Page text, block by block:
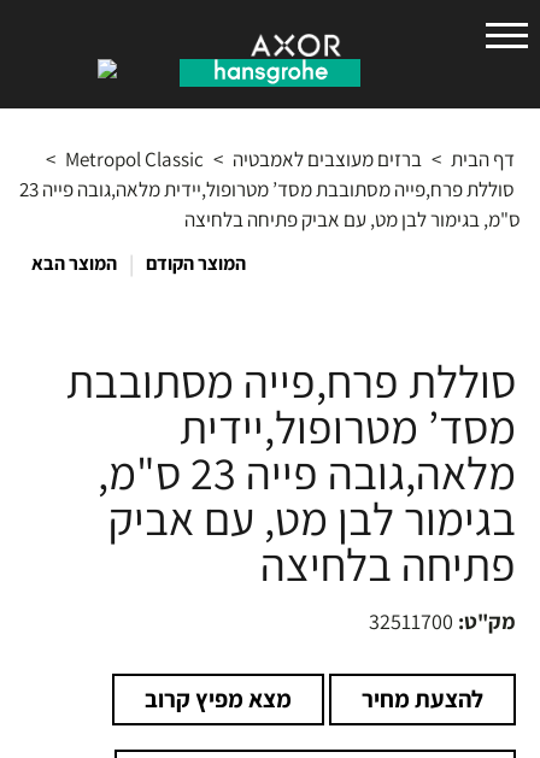
גרואה
דף הבית > ברזים מעוצבים לאמבטיה >
Metropol Classic
>
סוללת פרח,פייה מסתובבת מסד’ מטרופול,יידית מלאה,גובה פייה 23
ס"מ, בגימור לבן מט, עם אביק פתיחה בלחיצה
המוצר הקודם | המוצר הבא
סוללת פרח,פייה מסתובבת
מסד’ מטרופול,יידית
מלאה,גובה פייה 23 ס"מ,
בגימור לבן מט, עם אביק
פתיחה בלחיצה
מק"ט: 32511700
להצעת מחיר מצא מפיץ קרוב